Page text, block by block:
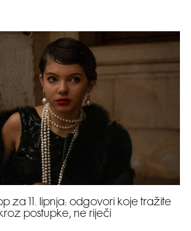
za 11. lipnja: odgovori koje tražite
postupke, ne riječi